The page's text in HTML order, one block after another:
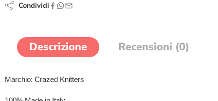
Condividi
Descrizione Recensioni (0)
Marchio: Crazed Knitters